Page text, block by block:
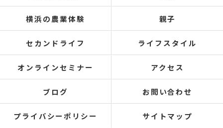
横浜の農業体験 親子
セカンドライフ ライフスタイル
オンラインセミナー アクセス
ブログ お問い合わせ
プライバシーポリシー サイトマップ